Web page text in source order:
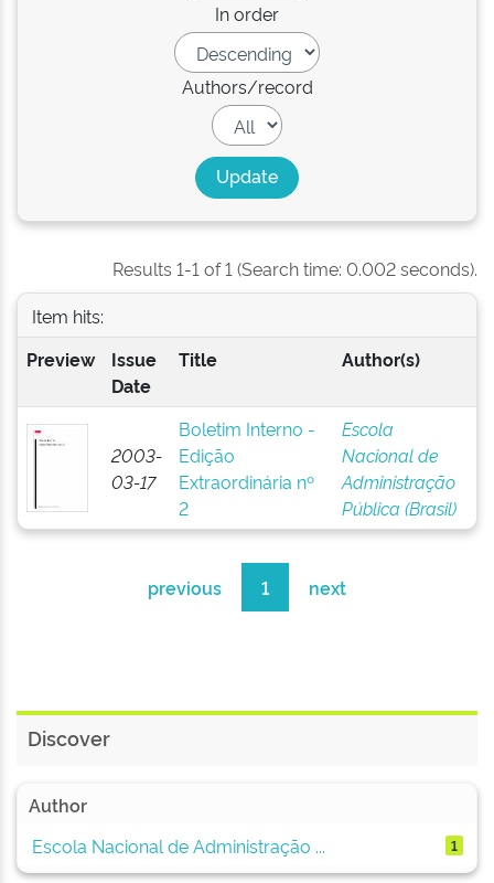
In order
Authors/record
Results 1-1 of 1 (Search time: 0.002 seconds).
Item hits:
Preview
Issue
Date
Title Author(s)
2003-
03-17
Boletim Interno -
Edição
Extraordinária nº
2
Escola
Nacional de
Administração
Pública (Brasil)
previous 1 next
Discover
Author
Escola Nacional de Administração ...
1